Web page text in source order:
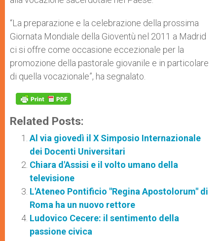
“La preparazione e la celebrazione della prossima
Giornata Mondiale della Gioventù nel 2011 a Madrid
ci si offre come occasione eccezionale per la
promozione della pastorale giovanile e in particolare
di quella vocazionale”, ha segnalato.
Related Posts:
Al via giovedì il X Simposio Internazionale
dei Docenti Universitari
Chiara d'Assisi e il volto umano della
televisione
L'Ateneo Pontificio "Regina Apostolorum" di
Roma ha un nuovo rettore
Ludovico Cecere: il sentimento della
passione civica